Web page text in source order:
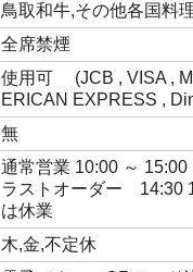
鳥取和牛,その他各国料
全席禁煙
使用可 (JCB , VISA ,
ERICAN EXPRESS ,
無
通常営業 10:00 ～ 15:00
ラストオーダー 14:30
は休業
木,金,不定休